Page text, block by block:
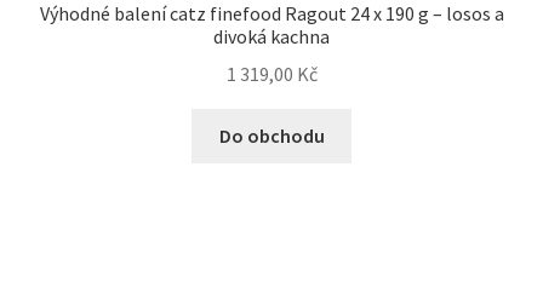
Výhodné balení catz finefood Ragout 24 x 190 g – losos a
divoká kachna
1 319,00 Kč
Do obchodu